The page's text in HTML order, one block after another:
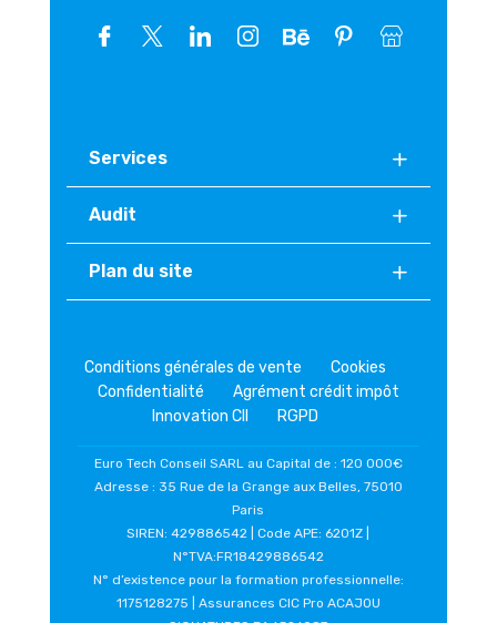
Services
Audit
Plan du site
Conditions générales de vente
Cookies
Confidentialité
Agrément crédit impôt
Innovation CII
RGPD
Euro Tech Conseil SARL au Capital de : 120 000€
Adresse : 35 Rue de la Grange aux Belles, 75010
Paris
SIREN: 429886542 | Code APE: 6201Z |
N°TVA:FR18429886542
N° d’existence pour la formation professionnelle:
1175128275 | Assurances CIC Pro ACAJOU